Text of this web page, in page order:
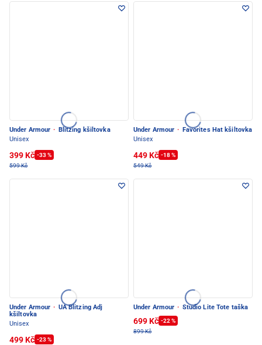
Under Armour ·
Blitzing kšiltovka
Unisex
399 Kč -33 %
599 Kč
Under Armour ·
Favorites Hat kšiltovka
Unisex
449 Kč -18 %
549 Kč
Under Armour · UA Blitzing Adj
kšiltovka
Unisex
499 Kč -23 %
Under Armour · Studio Lite Tote taška
699 Kč -22 %
899 Kč